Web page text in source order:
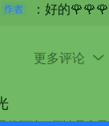
：好的
更多评论